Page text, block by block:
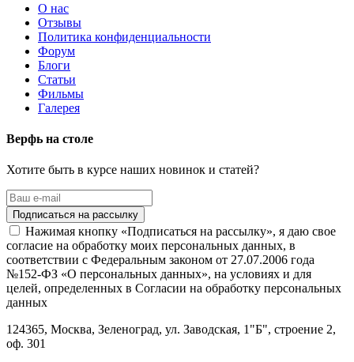
О нас
Отзывы
Политика конфиденциальности
Форум
Блоги
Статьи
Фильмы
Галерея
Верфь на столе
Хотите быть в курсе наших новинок и статей?
Нажимая кнопку «Подписаться на рассылку», я даю свое
согласие на обработку моих персональных данных, в
соответствии с Федеральным законом от 27.07.2006 года
№152-ФЗ «О персональных данных», на условиях и для
целей, определенных в Согласии на обработку персональных
данных
124365, Москва, Зеленоград, ул. Заводская, 1"Б", строение 2,
оф. 301